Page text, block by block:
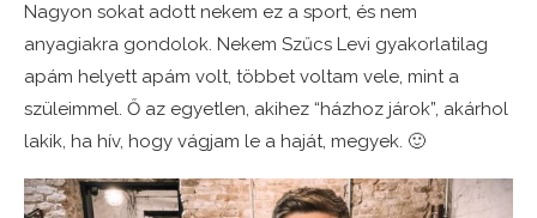
Nagyon sokat adott nekem ez a sport, és nem
anyagiakra gondolok. Nekem Szűcs Levi gyakorlatilag
apám helyett apám volt, többet voltam vele, mint a
szüleimmel. Ő az egyetlen, akihez “házhoz járok”, akárhol
lakik, ha hív, hogy vágjam le a haját, megyek. 🙂